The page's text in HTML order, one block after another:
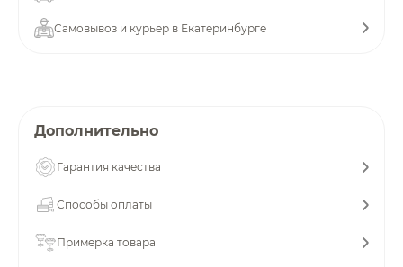
Самовывоз и курьер в Екатеринбурге
Дополнительно
Гарантия качества
Способы оплаты
Примерка товара
об оплате Плайтом
недели
8 800 302-02-51